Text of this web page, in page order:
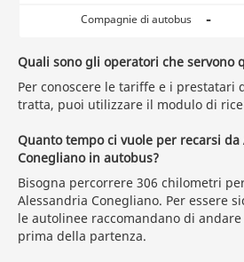
Compagnie di autobus -
Quali sono gli operatori che servono
Per conoscere le tariffe e i prestatari
tratta, puoi utilizzare il modulo di
Quanto tempo ci vuole per recarsi da
Conegliano in autobus?
Bisogna percorrere 306 chilometri
Alessandria Conegliano. Per essere
le autolinee raccomandano di
prima della partenza.